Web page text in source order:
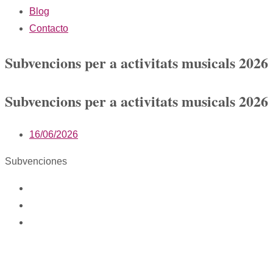
Blog
Contacto
Subvencions per a activitats musicals 2026
Subvencions per a activitats musicals 2026
16/06/2026
Subvenciones